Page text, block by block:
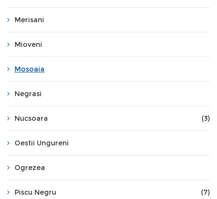
Merisani
Mioveni
Mosoaia
Negrasi
Nucsoara (3)
Oestii Ungureni
Ogrezea
Piscu Negru (7)